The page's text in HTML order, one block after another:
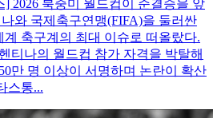
2026 북중미 월드컵이 준결승을 앞
와 국제축구연맹(FIFA)을 둘러싼
계 축구계의 최대 이슈로 떠올랐다.
티나의 월드컵 참가 자격을 박탈해
만 명 이상이 서명하며 논란이 확산
스통...